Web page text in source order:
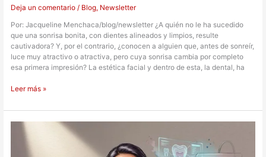
Deja un comentario / Blog, Newsletter
Por: Jacqueline Menchaca/blog/newsletter ¿A quién no le ha sucedido
que una sonrisa bonita, con dientes alineados y limpios, resulte
cautivadora? Y, por el contrario, ¿conocen a alguien que, antes de sonreír,
luce muy atractivo o atractiva, pero cuya sonrisa cambia por completo
esa primera impresión? La estética facial y dentro de esta, la dental, ha
Leer más »
Tendencias